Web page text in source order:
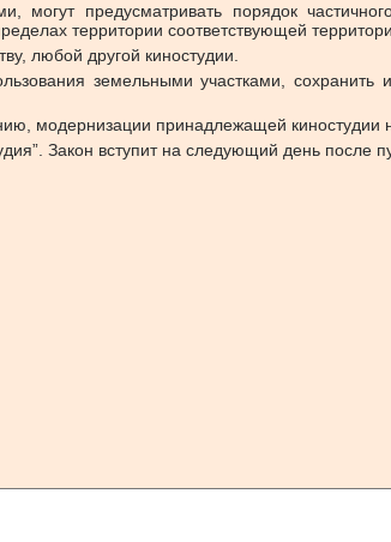
предусматривать порядок
территории соответствующей
любой другой киностудии.
земельными участками, сохранить
модернизации принадлежащей киностудии
Закон вступит на следующий день после